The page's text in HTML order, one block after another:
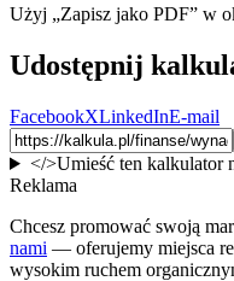
Użyj „Zapisz jako PDF” w
Udostępnij
FacebookXLinkedInE-mail
</>Umieść ten kalkulator
Reklama
Chcesz promować swoją
nami — oferujemy miejsca
wysokim ruchem